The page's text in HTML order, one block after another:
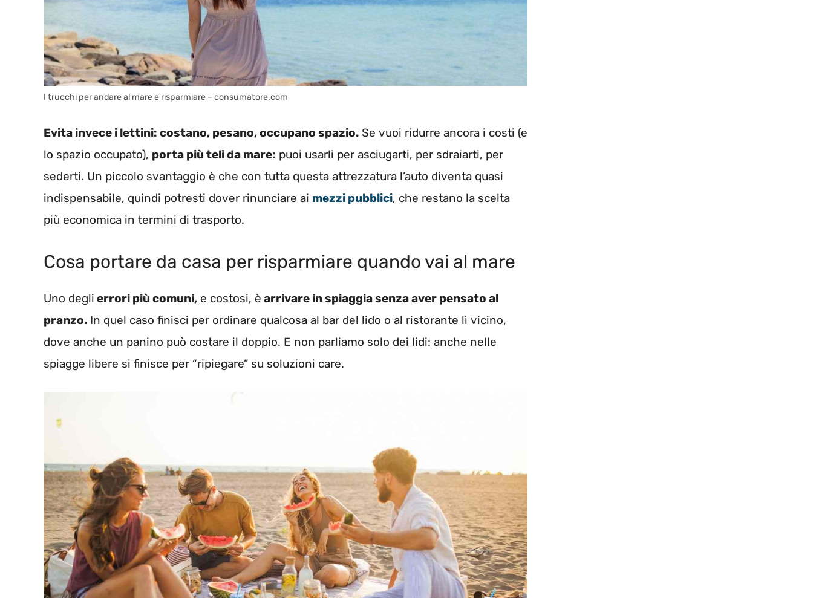
I trucchi per andare al mare e risparmiare – consumatore.com
Evita invece i lettini: costano, pesano, occupano spazio. Se vuoi ridurre ancora i costi (e
lo spazio occupato), porta più teli da mare: puoi usarli per asciugarti, per sdraiarti, per
sederti. Un piccolo svantaggio è che con tutta questa attrezzatura l’auto diventa quasi
indispensabile, quindi potresti dover rinunciare ai mezzi pubblici, che restano la scelta
più economica in termini di trasporto.
Cosa portare da casa per risparmiare quando vai al mare
Uno degli errori più comuni, e costosi, è arrivare in spiaggia senza aver pensato al
pranzo. In quel caso finisci per ordinare qualcosa al bar del lido o al ristorante lì vicino,
dove anche un panino può costare il doppio. E non parliamo solo dei lidi: anche nelle
spiagge libere si finisce per “ripiegare” su soluzioni care.